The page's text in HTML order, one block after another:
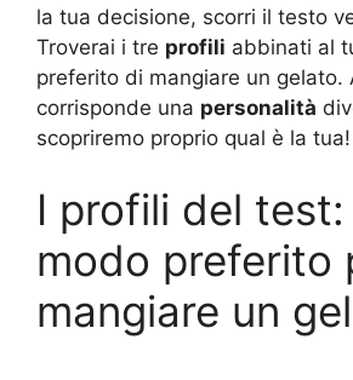
la tua decisione, scorri il testo
Troverai i tre profili abbinati al
preferito di mangiare un gelato.
corrisponde una personalità
scopriremo proprio qual è la tua!
I profili del
modo preferito
mangiare un